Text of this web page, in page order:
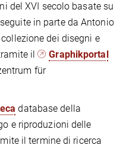
del XVI secolo basate su
in parte da Antonio
dei disegni e
il
Graphikportal
für
database della
e riproduzioni delle
il termine di ricerca